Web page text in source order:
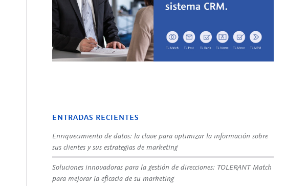
ENTRADAS RECIENTES
Enriquecimiento de datos: la clave para optimizar la información sobre
sus clientes y sus estrategias de marketing
Soluciones innovadoras para la gestión de direcciones: TOLERANT Match
para mejorar la eficacia de su marketing